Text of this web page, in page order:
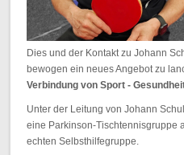
Dies und der Kontakt zu Johann
bewogen ein neues Angebot zu
Verbindung von Sport -
Unter der Leitung von Johann
eine Parkinson-Tischtennisgruppe
echten Selbsthilfegruppe.